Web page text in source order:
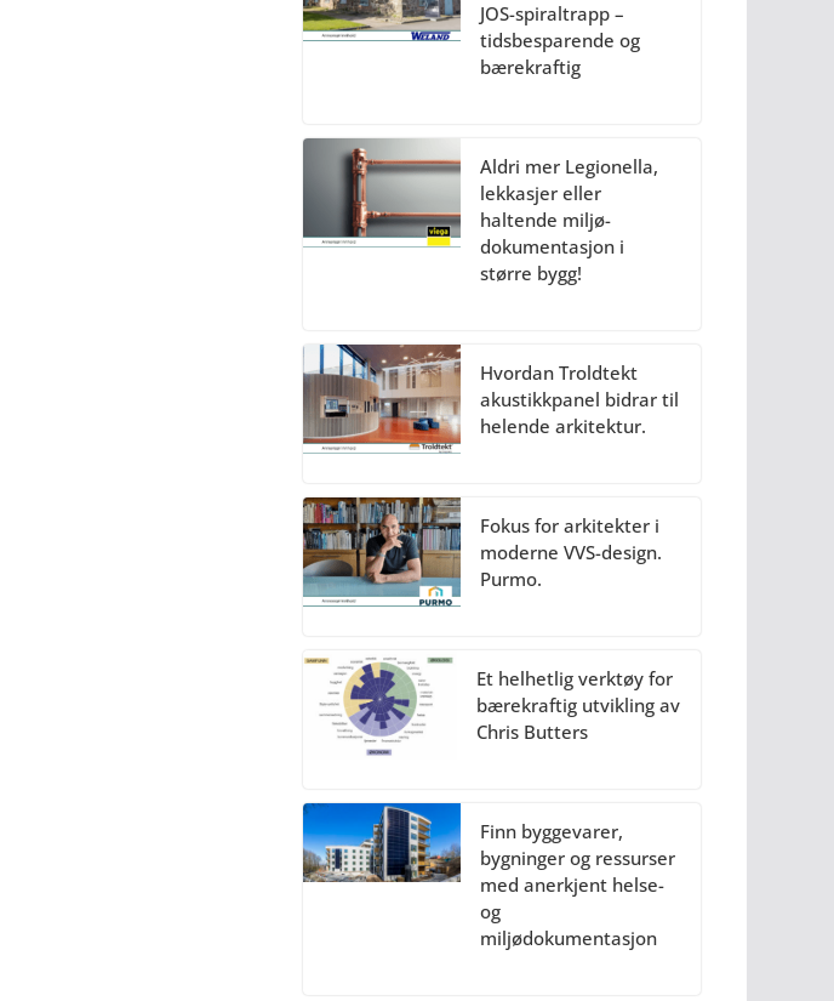
JOS-spiraltrapp –
tidsbesparende og
bærekraftig
Aldri mer Legionella,
lekkasjer eller
haltende miljø-
dokumentasjon i
større bygg!
Hvordan Troldtekt
akustikkpanel bidrar til
helende arkitektur.
Fokus for arkitekter i
moderne VVS-design.
Purmo.
Et helhetlig verktøy for
bærekraftig utvikling av
Chris Butters
Finn byggevarer,
bygninger og ressurser
med anerkjent helse-
og
miljødokumentasjon